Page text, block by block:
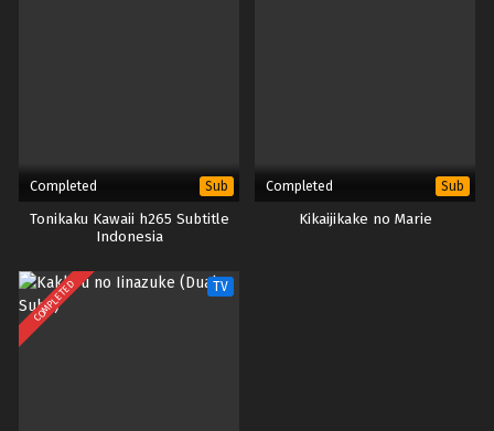
Completed Sub
Tonikaku Kawaii h265 Subtitle
Indonesia
Completed Sub
Kikaijikake no Marie
COMPLETED TV